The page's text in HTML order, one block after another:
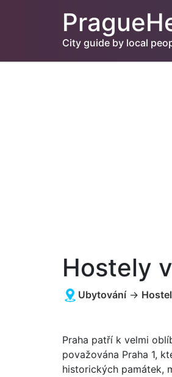
City guide by local
Hostely
Ubytování→
Praha patří k velmi
považována Praha 1,
historických památek,